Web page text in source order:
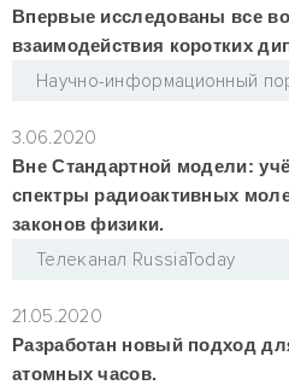
Впервые исследованы все
взаимодействия коротких
Научно-информационный
3.06.2020
Вне Стандартной модели:
спектры радиоактивных
законов физики.
Телеканал RussiaToday
21.05.2020
Разработан новый подход
атомных часов.